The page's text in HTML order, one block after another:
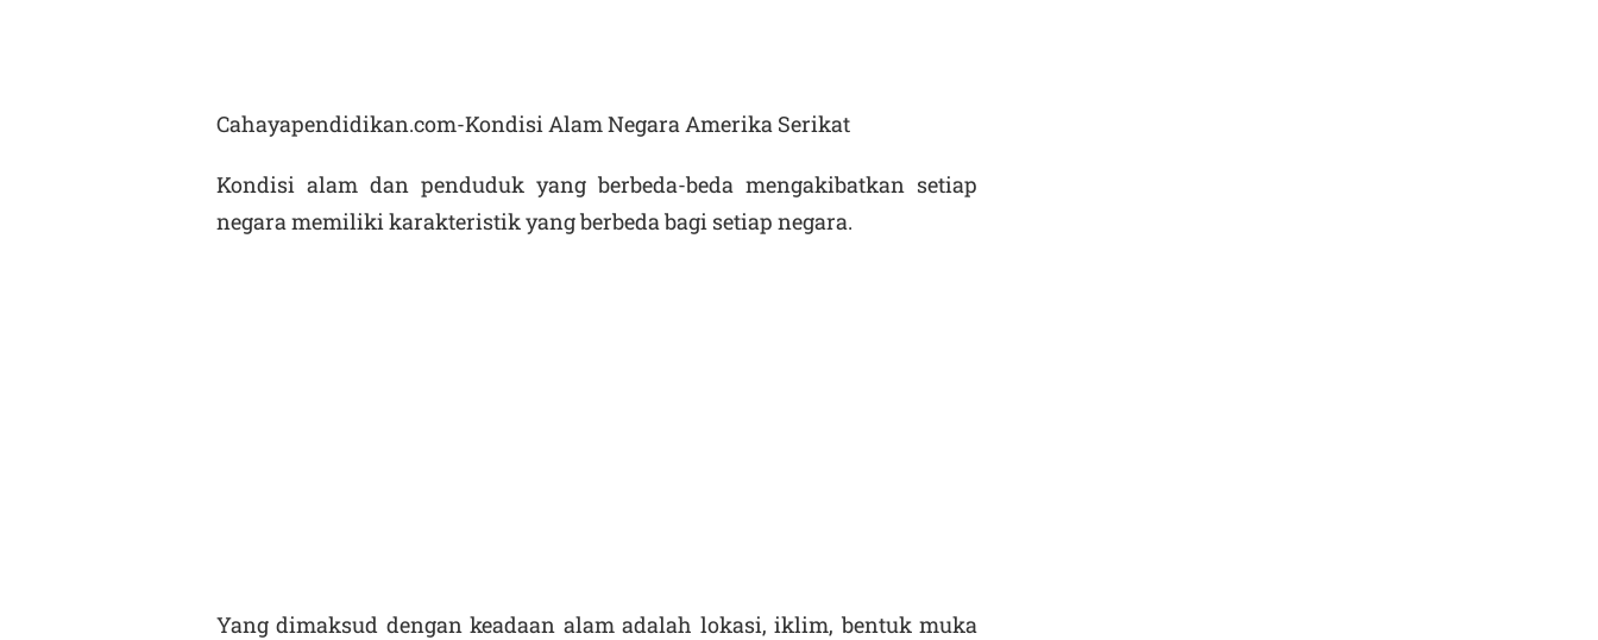
Cahayapendidikan.com-Kondisi Alam Negara Amerika Serikat
Kondisi alam dan penduduk yang berbeda-beda mengakibatkan setiap
negara memiliki karakteristik yang berbeda bagi setiap negara.
Yang dimaksud dengan keadaan alam adalah lokasi, iklim, bentuk muka